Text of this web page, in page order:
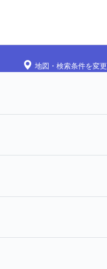
地図・検索条件を変更